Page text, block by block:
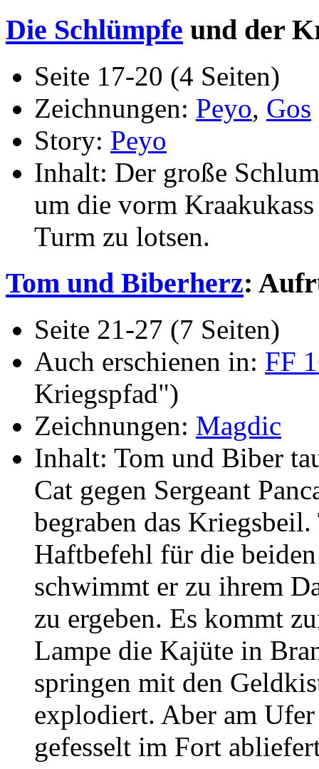
Die Schlümpfe und der
Seite 17-20 (4 Seiten)
Zeichnungen: Peyo, Gos
Story: Peyo
Inhalt: Der große
um die vorm
Turm zu lotsen.
Tom und Biberherz:
Seite 21-27 (7 Seiten)
Auch erschienen in: FF
Kriegspfad")
Zeichnungen: Magdic
Inhalt: Tom und Biber
Cat gegen Sergeant
begraben das
Haftbefehl für die
schwimmt er zu ihrem
zu ergeben. Es kommt
Lampe die Kajüte in
springen mit den
explodiert. Aber am
gefesselt im Fort